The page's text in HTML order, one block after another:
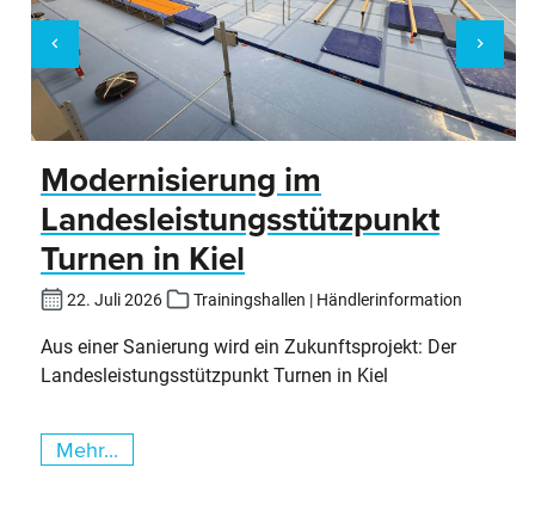
Modernisierung im
Landesleistungsstützpunkt
Turnen in Kiel
22. Juli 2026 Trainingshallen | Händlerinformation
Aus einer Sanierung wird ein Zukunftsprojekt: Der
Landesleistungsstützpunkt Turnen in Kiel
Mehr...